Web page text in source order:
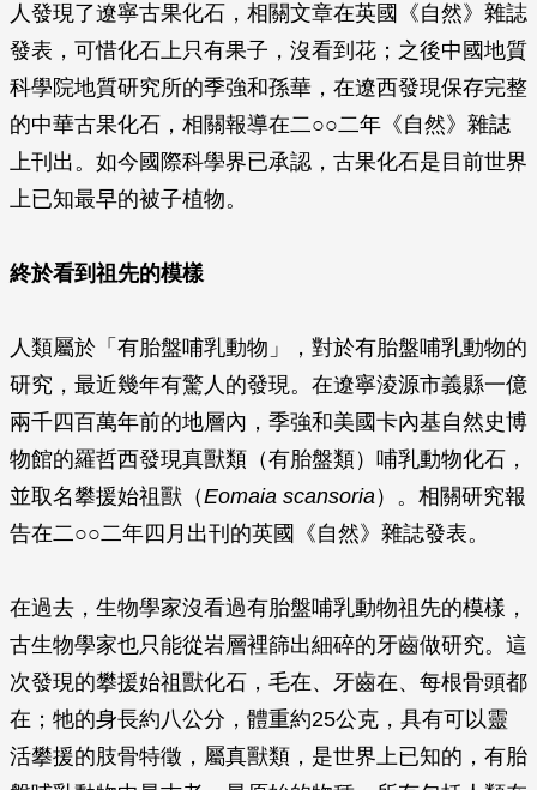
人發現了遼寧古果化石，相關文章在英國《自然》雜誌
發表，可惜化石上只有果子，沒看到花；之後中國地質
科學院地質研究所的季強和孫華，在遼西發現保存完整
的中華古果化石，相關報導在二○○二年《自然》雜誌
上刊出。如今國際科學界已承認，古果化石是目前世界
上已知最早的被子植物。
終於看到祖先的模樣
人類屬於「有胎盤哺乳動物」，對於有胎盤哺乳動物的
研究，最近幾年有驚人的發現。在遼寧淩源市義縣一億
兩千四百萬年前的地層內，季強和美國卡內基自然史博
物館的羅哲西發現真獸類（有胎盤類）哺乳動物化石，
並取名攀援始祖獸（Eomaia scansoria）。相關研究報
告在二○○二年四月出刊的英國《自然》雜誌發表。
在過去，生物學家沒看過有胎盤哺乳動物祖先的模樣，
古生物學家也只能從岩層裡篩出細碎的牙齒做研究。這
次發現的攀援始祖獸化石，毛在、牙齒在、每根骨頭都
在；牠的身長約八公分，體重約25公克，具有可以靈
活攀援的肢骨特徵，屬真獸類，是世界上已知的，有胎